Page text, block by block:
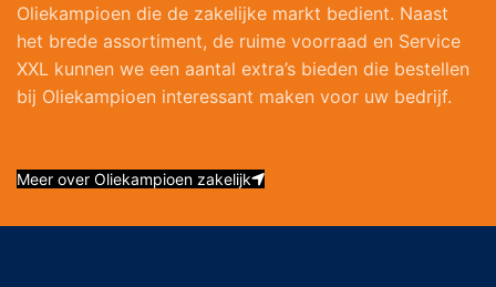
Oliekampioen die de zakelijke markt bedient. Naast
het brede assortiment, de ruime voorraad en Service
XXL kunnen we een aantal extra’s bieden die bestellen
bij Oliekampioen interessant maken voor uw bedrijf.
Meer over Oliekampioen zakelijk